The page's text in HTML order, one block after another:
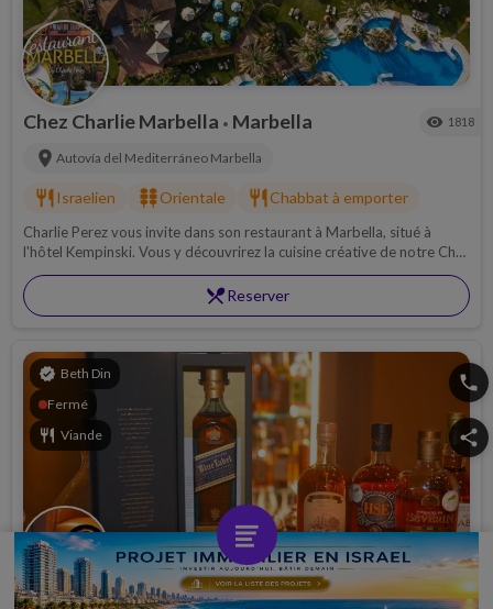
Chez Charlie Marbella • Marbella visibility 1818
location_on Autovía del Mediterráneo Marbella
restaurant Israelien kebab_diningOrientale restaurant Chabbat à emporter
Charlie Perez vous invite dans son restaurant à Marbella, situé à
l'hôtel Kempinski. Vous y découvrirez la cuisine créative de notre Chef.
Ainsi que des chabbat à emporter. (uniquement sur réservation)
restaurant_menuReserver
verified Beth Din
Fermé
restaurant Viande
phone
share